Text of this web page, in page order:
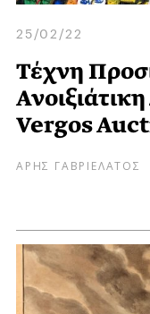
25/02/22
Τέχνη
Vergos
ΑΡΗΣ ΓΑΒΡΙΕΛΑΤΟΣ